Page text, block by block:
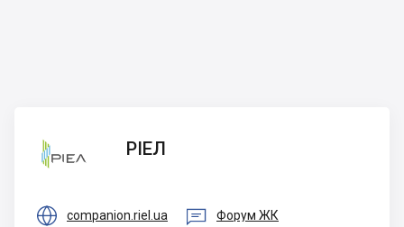
РІЕЛ
РІЕЛ
 companion.riel.ua  Форум ЖК